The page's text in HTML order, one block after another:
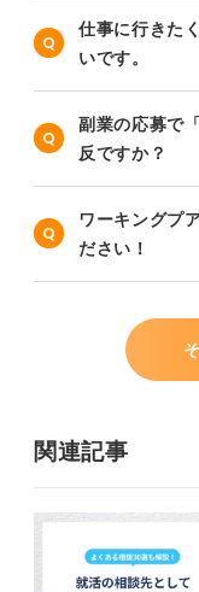
仕事に行きた
いです。
副業の応募で
反ですか？
ワーキングプ
ださい！
関連記事